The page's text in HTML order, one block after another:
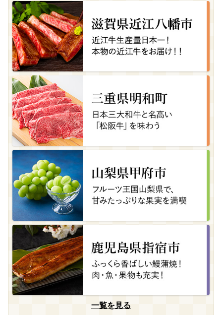
一覧を見る